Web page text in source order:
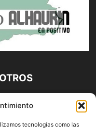
tecnologías como las
Propiedad de
95 71 95 | Noticias de
y Provincia|